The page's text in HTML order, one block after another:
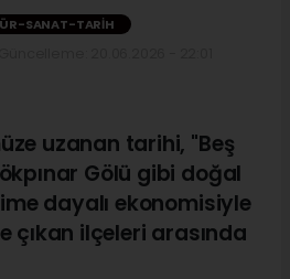
SANAT-TARIH
uzanan tarihi, "Beş
Gölü gibi doğal
dayalı ekonomisiyle
çıkan ilçeleri arasında